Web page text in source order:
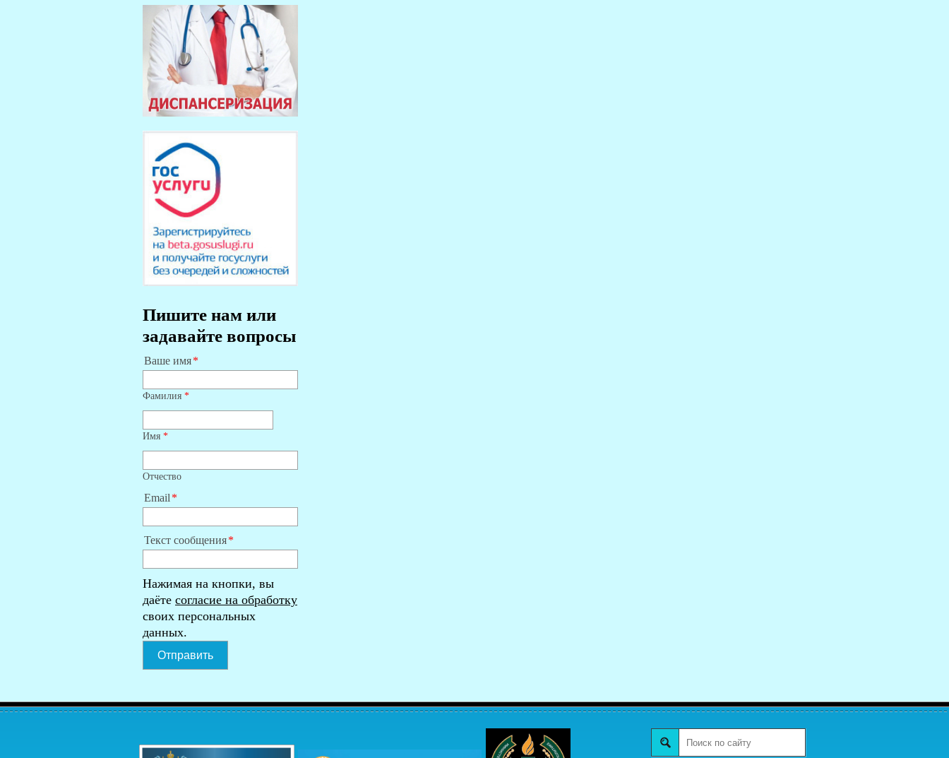
Пишите нам или
задавайте вопросы
Ваше имя
Фамилия *
Имя *
Отчество
Email
Текст сообщения
Нажимая на кнопки, вы
даёте согласие на обработку
своих персональных
данных.
Отправить